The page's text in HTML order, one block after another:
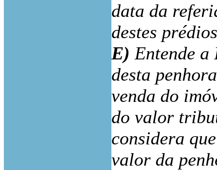
data da
destes
E) Entende a
desta
venda do
do valor
considera
valor da